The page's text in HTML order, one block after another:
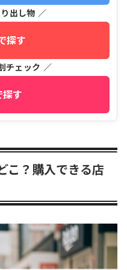
出し物 ／
探す
チェック ／
す
こ？購入できる店